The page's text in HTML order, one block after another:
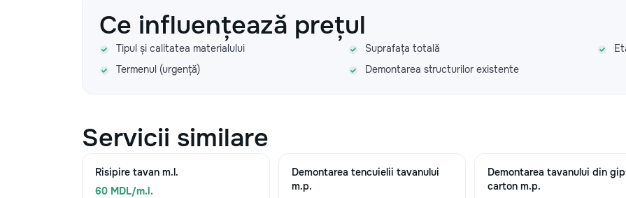
Ce influențează prețul
Tipul și calitatea materialului Suprafața totală
Termenul (urgență)
Demontarea structurilor existente
Servicii similare
Risipire tavan m.l.
60 MDL/m.l.
Demontarea tencuielii tavanului
m.p.
Demontarea tavanului din
carton m.p.